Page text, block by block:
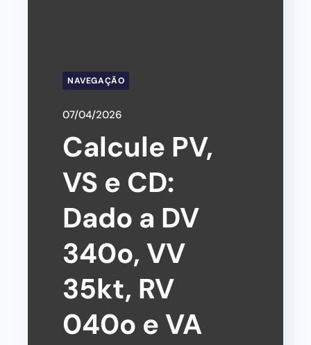
NAVEGAÇÃO
07/04/2026
Calcule PV,
VS e CD:
Dado a DV
340o, VV
35kt, RV
040o e VA